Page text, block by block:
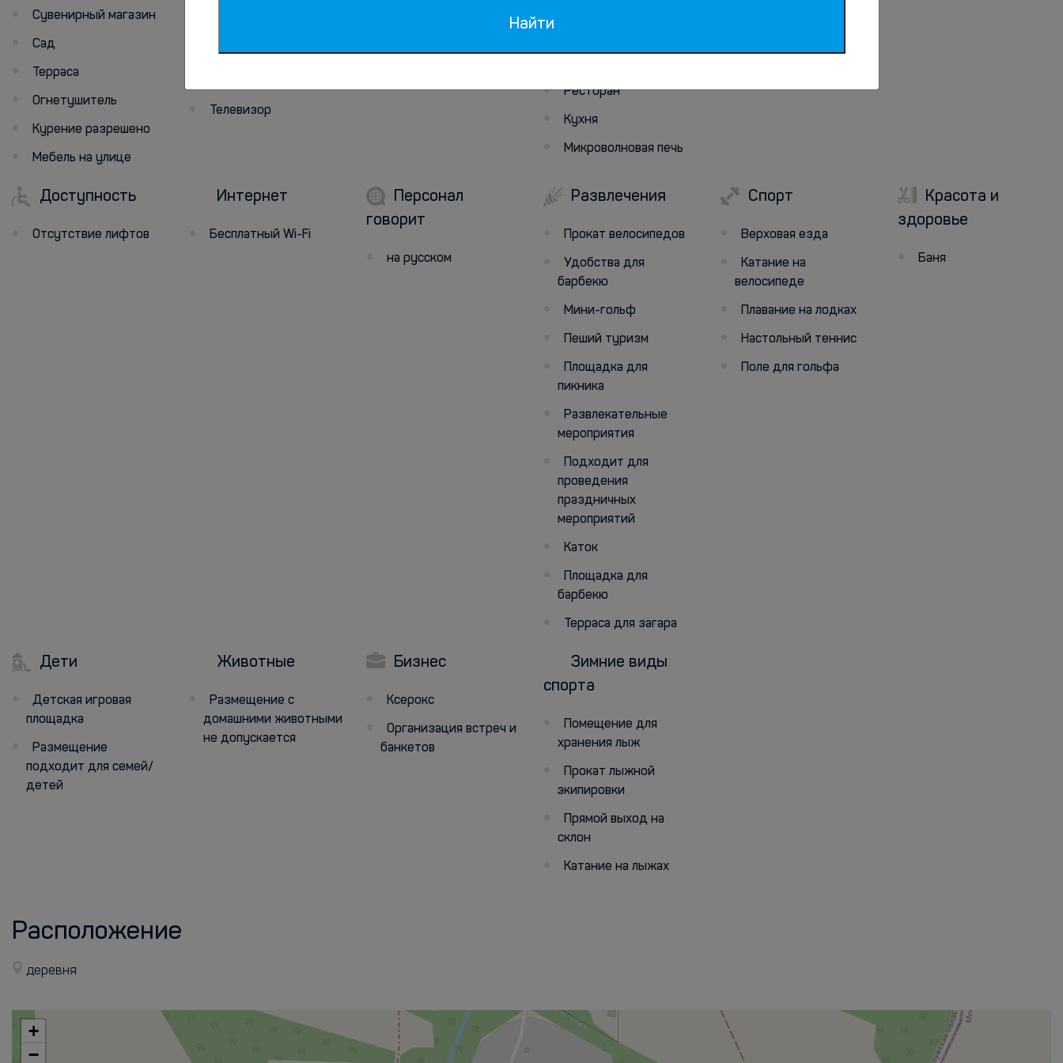
Сувенирный магазин
Сад
Терраса
Огнетушитель
Курение разрешено
Мебель на улице
Холодильник
Телевизор
Ресторан
Кухня
Микроволновая печь
Доступность
Отсутствие лифтов
Интернет
Бесплатный Wi-Fi
Персонал
говорит
на русском
Развлечения
Прокат велосипедов
Удобства для
барбекю
Мини-гольф
Пеший туризм
Площадка для
пикника
Развлекательные
мероприятия
Подходит для
проведения
праздничных
мероприятий
Каток
Площадка для
барбекю
Терраса для загара
Спорт
Верховая езда
Катание на
велосипеде
Плавание на лодках
Настольный теннис
Поле для гольфа
Красота и
здоровье
Баня
Дети
Детская игровая
площадка
Размещение
подходит для семей/
детей
Животные
Размещение с
домашними животными
не допускается
Бизнес
Ксерокс
Организация встреч и
банкетов
Зимние виды
спорта
Помещение для
хранения лыж
Прокат лыжной
экипировки
Прямой выход на
склон
Катание на лыжах
Расположение
деревня
+
−
Найти